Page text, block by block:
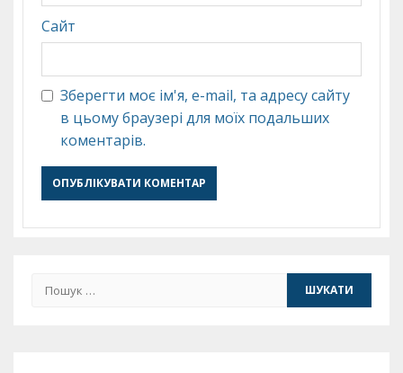
Сайт
Зберегти моє ім'я, e-mail, та адресу сайту
в цьому браузері для моїх подальших
коментарів.
Пошук: